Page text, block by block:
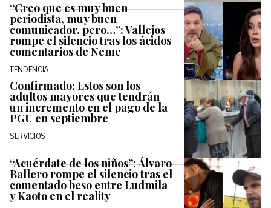
“Creo que es muy buen
periodista, muy buen
comunicador, pero…”: Vallejos
rompe el silencio tras los ácidos
comentarios de Neme
TENDENCIA
Confirmado: Estos son los
adultos mayores que tendrán
un incremento en el pago de la
PGU en septiembre
SERVICIOS
“Acuérdate de los niños”: Álvaro
Ballero rompe el silencio tras el
comentado beso entre Ludmila
y Kaoto en el reality